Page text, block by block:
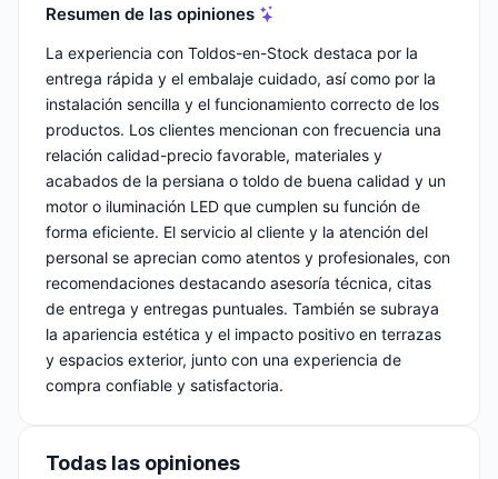
Resumen de las opiniones
La experiencia con Toldos-en-Stock destaca por la
entrega rápida y el embalaje cuidado, así como por la
instalación sencilla y el funcionamiento correcto de los
productos. Los clientes mencionan con frecuencia una
relación calidad-precio favorable, materiales y
acabados de la persiana o toldo de buena calidad y un
motor o iluminación LED que cumplen su función de
forma eficiente. El servicio al cliente y la atención del
personal se aprecian como atentos y profesionales, con
recomendaciones destacando asesoría técnica, citas
de entrega y entregas puntuales. También se subraya
la apariencia estética y el impacto positivo en terrazas
y espacios exterior, junto con una experiencia de
compra confiable y satisfactoria.
Todas las opiniones